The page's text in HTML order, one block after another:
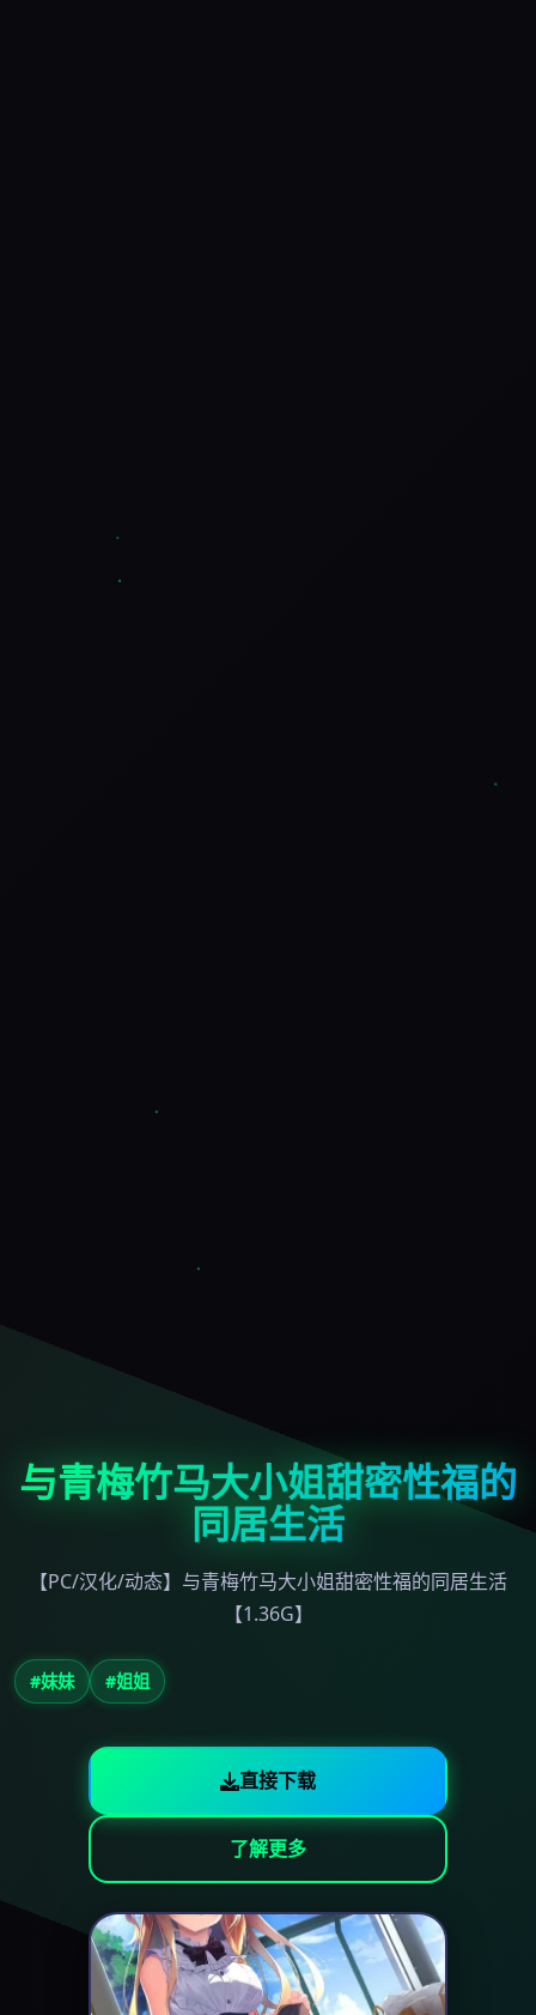
与青梅竹马大小姐甜密性福的
同居生活
【PC/汉化/动态】与青梅竹马大小姐甜密性福的同居生活
【1.36G】
#妹妹 #姐姐
直接下载
了解更多